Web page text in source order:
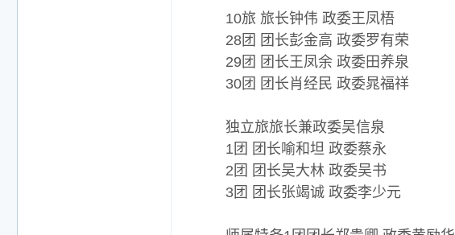
10旅 旅长钟伟 政委王凤梧
28团 团长彭金高 政委罗有荣
29团 团长王凤余 政委田养泉
30团 团长肖经民 政委晁福祥
独立旅旅长兼政委吴信泉
1团 团长喻和坦 政委蔡永
2团 团长吴大林 政委吴书
3团 团长张竭诚 政委李少元